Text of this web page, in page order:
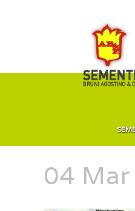
04 Mar